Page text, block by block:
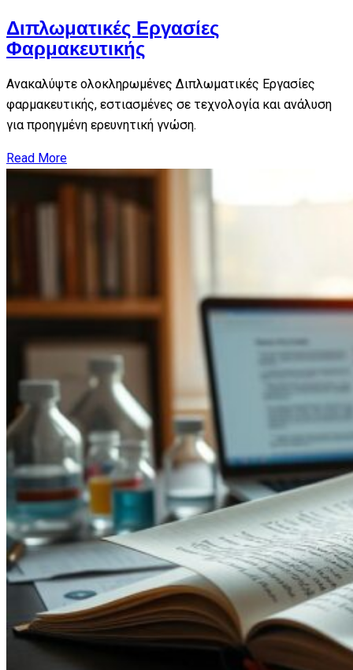
Διπλωματικές Εργασίες
Φαρμακευτικής
Ανακαλύψτε ολοκληρωμένες Διπλωματικές Εργασίες
φαρμακευτικής, εστιασμένες σε τεχνολογία και ανάλυση
για προηγμένη ερευνητική γνώση.
Read More